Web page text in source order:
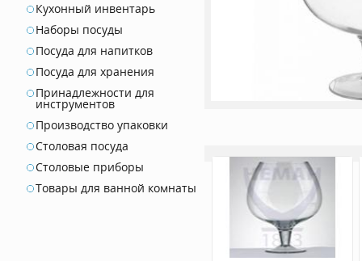
Кухонный инвентарь
Наборы посуды
Посуда для напитков
Посуда для хранения
Принадлежности для
инструментов
Производство упаковки
Столовая посуда
Столовые приборы
Товары для ванной комнаты